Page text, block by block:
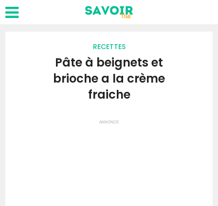
RECETTES
Pâte à beignets et
brioche a la crème
fraiche
ANNONCE